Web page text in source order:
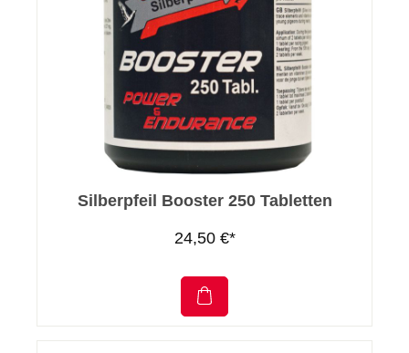
Silberpfeil Booster 250 Tabletten
24,50 €*